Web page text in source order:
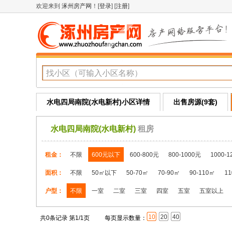
欢迎来到 涿州房产网 ！[登录] [注册]
水电四局南院(水电新村)小区详情 出售房源(9套)
水电四局南院(水电新村) 租房
租金： 不限 600元以下 600-800元 800-1000元 1000-
面积： 不限 50㎡以下 50-70㎡ 70-90㎡ 90-110㎡
户型： 不限 一室 二室 三室 四室 五室 五室以上
共0条记录 第1/1页 每页显示数量： 10 20 40